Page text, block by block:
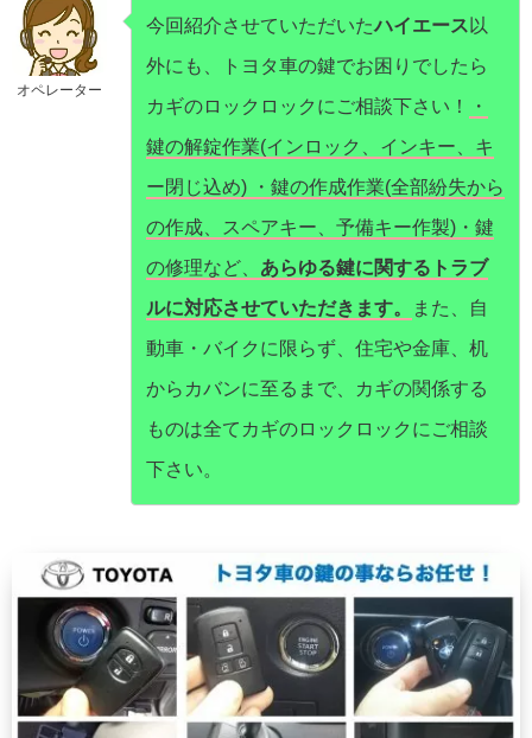
オペレーター
今回紹介させていただいたハイエース 以
外にも、トヨタ車の鍵でお困りでしたら
カギのロックロックにご相談下さい！
・
鍵の解錠作業(インロック、インキー、キ
ー閉じ込め) ・鍵の作成作業(全部紛失から
の作成、スペアキー、予備キー作製)・鍵
の修理など、 あらゆる鍵に関するトラブ
ルに対応させていただきます。
また、自
動車・バイクに限らず、住宅や金庫、机
からカバンに至るまで、カギの関係する
ものは全てカギのロックロックにご相談
下さい。